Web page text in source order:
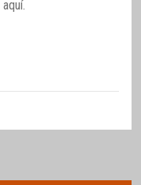
aquí.